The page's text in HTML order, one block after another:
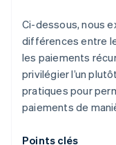
Ci-dessous, nous
différences entre
les paiements
privilégier l’un
pratiques pour
paiements de
Points clés